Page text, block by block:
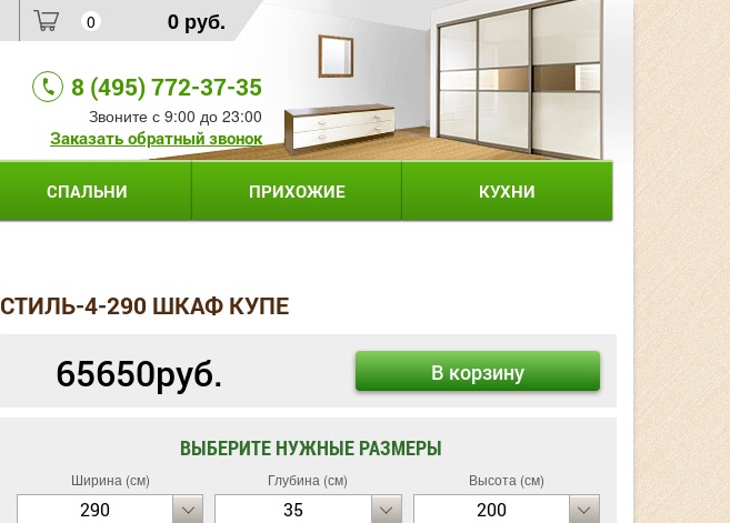
0 0 руб.
8 (495) 772-37-35
Звоните с 9:00 до 23:00
Заказать обратный звонок
СПАЛЬНИ ПРИХОЖИЕ КУХНИ
СТИЛЬ-4-290 ШКАФ КУПЕ
65650руб. В корзину
ВЫБЕРИТЕ НУЖНЫЕ РАЗМЕРЫ
Ширина (см)
290
Глубина (см)
35
Высота (см)
200